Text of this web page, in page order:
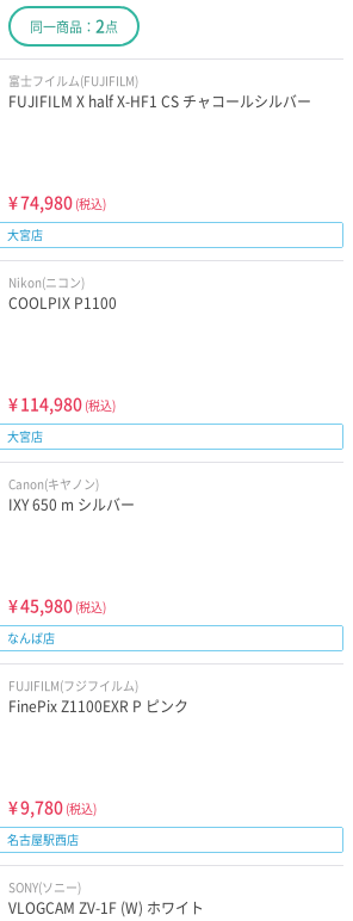
同一商品： 2点
富士フイルム(FUJIFILM)
FUJIFILM X half X-HF1 CS チャコールシルバー
¥74,980 (税込)
大宮店
Nikon(ニコン)
COOLPIX P1100
¥114,980 (税込)
大宮店
Canon(キヤノン)
IXY 650 m シルバー
¥45,980 (税込)
なんば店
FUJIFILM(フジフイルム)
FinePix Z1100EXR P ピンク
¥9,780 (税込)
名古屋駅西店
SONY(ソニー)
VLOGCAM ZV-1F (W) ホワイト